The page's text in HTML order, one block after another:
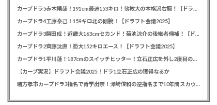
カープドラ5赤木晴哉！191cm最速153キロ！佛教大の本格派右腕！【ドラフト会議2025】
カープドラ4工藤泰己！159キロ北の剛腕！【ドラフト会議2025】
カープドラ3勝田成！近畿大163cmセカンド！菊池涼介の後継者候補！【ドラフト会議2025】
カープドラ2齊藤汰直！亜大152キロエース！【ドラフト会議2025】
カープドラ1平川蓮！187cmのスイッチヒッター！立石正広を外し2度目の重複も新井監督がクジを引き当てる！【ドラフト会議2025】
【カープ実況】ドラフト会議2025！ドラ1立石正広の獲得なるか
緒方孝市カープドラ3指名で青学出禁！澤﨑俊和の逆指名まで10年間スカウト出禁